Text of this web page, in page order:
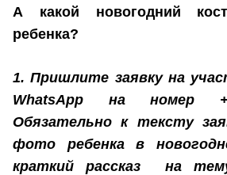
А какой новогодний
ребенка?
1. Пришлите заявку на
WhatsApp на номер
Обязательно к тексту
фото ребенка в
краткий рассказ на